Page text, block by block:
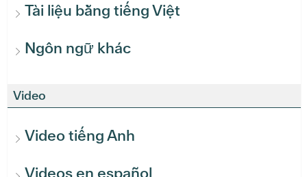
Tài liệu bằng tiếng Việt
Ngôn ngữ khác
Video
Video tiếng Anh